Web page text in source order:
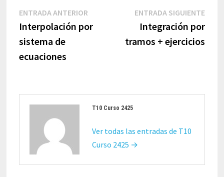
Navegación
entradas
ENTRADA ANTERIOR
anterior:
Interpolación por
sistema de
ecuaciones
ENTRADA SIGUIENTE
Integración por
tramos + ejercicios
T10 Curso 2425
Ver todas las entradas de T10
Curso 2425 →